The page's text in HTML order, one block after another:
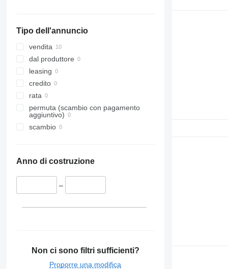
Tipo dell'annuncio
vendita
dal produttore
leasing
credito
rata
permuta (scambio con pagamento
aggiuntivo)
scambio
Anno di costruzione
–
Non ci sono filtri sufficienti?
Proporre una modifica